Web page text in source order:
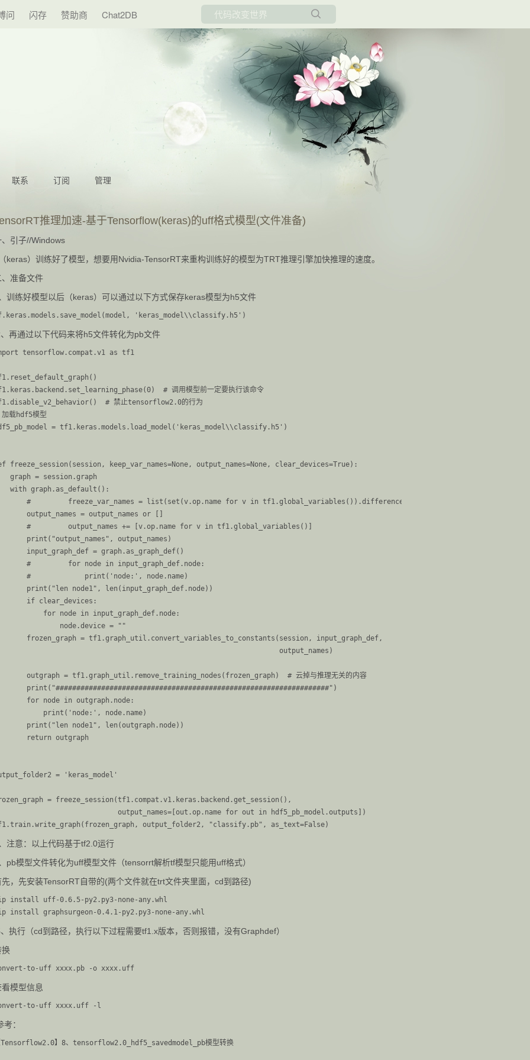
问 闪存 赞助商 Chat2DB
所有博客
当前博客
联系 订阅 管理
推理加速-基于Tensorflow(keras)的uff格式模型(文件准备)
、引子//Windows
keras）训练好了模型，想要用Nvidia-TensorRT来重构训练好的模型为TRT推理引擎加快推理的速度。
、准备文件
训练好模型以后（keras）可以通过以下方式保存keras模型为h5文件
再通过以下代码来将h5文件转化为pb文件
tensorflow.compat.v1 as tf1
# 调用模型前一定要执行该命令
# 禁止tensorflow2.0的行为
载hdf5模型
= tf1.keras.models.load_model('keras_model\\classify.h5')
freeze_session(session, keep_var_names=None, output_names=None, clear_devices=True):
graph = session.graph
with graph.as_default():
#         freeze_var_names = list(set(v.op.name for v in tf1.global_variables()).difference(keep_var_names or []))
output_names = output_names or []
#         output_names += [v.op.name for v in tf1.global_variables()]
print("output_names", output_names)
input_graph_def = graph.as_graph_def()
#         for node in input_graph_def.node:
#             print('node:', node.name)
print("len node1", len(input_graph_def.node))
if clear_devices:
for node in input_graph_def.node:
node.device = ""
frozen_graph = tf1.graph_util.convert_variables_to_constants(session, input_graph_def,
output_names)
outgraph = tf1.graph_util.remove_training_nodes(frozen_graph)  # 云掉与推理无关的内容
print("##################################################################")
for node in outgraph.node:
print('node:', node.name)
print("len node1", len(outgraph.node))
return outgraph
= 'keras_model'
= freeze_session(tf1.compat.v1.keras.backend.get_session(),
output_names=[out.op.name for out in hdf5_pb_model.outputs])
注意：以上代码基于tf2.0运行
pb模型文件转化为uff模型文件（tensorrt解析tf模型只能用uff格式）
先，先安装TensorRT自带的(两个文件就在trt文件夹里面，cd到路径)
install uff-0.6.5-py2.py3-none-any.whl
执行（cd到路径，执行以下过程需要tf1.x版本，否则报错，没有Graphdef）
换
看模型信息
考：